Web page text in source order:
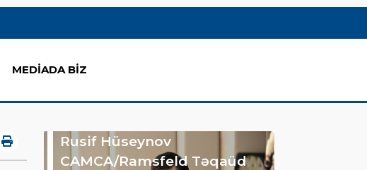
MEDİADA BİZ
Rusif Hüseynov
CAMCA/Ramsfeld Təqaüd